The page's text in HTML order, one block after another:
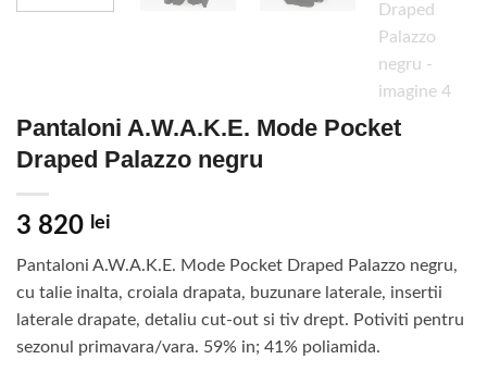
Pantaloni A.W.A.K.E. Mode Pocket
Draped Palazzo negru
3 820 lei
Pantaloni A.W.A.K.E. Mode Pocket Draped Palazzo negru,
cu talie inalta, croiala drapata, buzunare laterale, insertii
laterale drapate, detaliu cut-out si tiv drept. Potiviti pentru
sezonul primavara/vara. 59% in; 41% poliamida.